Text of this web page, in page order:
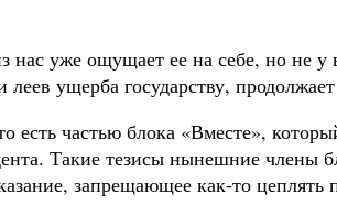
уже ощущает ее на себе, но не у
ущерба государству,
есть частью блока «Вместе»,
Такие тезисы нынешние члены
запрещающее как-то цеплять